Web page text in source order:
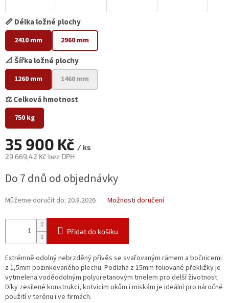
📏 Délka ložné plochy
2410 mm 2960 mm
📐 Šířka ložné plochy
1260 mm 1460 mm
⚖️ Celková hmotnost
750 kg
35 900 Kč / ks
29 669,42 Kč bez DPH
cena:
Do 7 dnů od objednávky
Můžeme doručit do: 20.8.2026 Možnosti doručení
Přidat do košíku
Extrémně odolný nebrzděný přívěs se svařovaným rámem a bočnicemi
z 1,5mm pozinkovaného plechu. Podlaha z 15mm foliované překližky je
vytmelena voděodolným polyuretanovým tmelem pro delší životnost.
Díky zesílené konstrukci, kotvicím okům i miskám je ideální pro náročné
použití v terénu i ve firmách.